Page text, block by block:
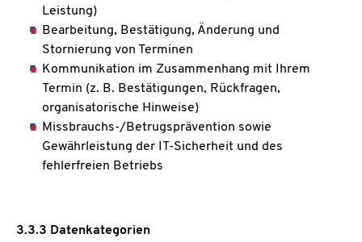
Leistung)
Bearbeitung, Bestätigung, Änderung und
Stornierung von Terminen
Kommunikation im Zusammenhang mit Ihrem
Termin (z. B. Bestätigungen, Rückfragen,
organisatorische Hinweise)
Missbrauchs-/Betrugsprävention sowie
Gewährleistung der IT-Sicherheit und des
fehlerfreien Betriebs
3.3.3 Datenkategorien